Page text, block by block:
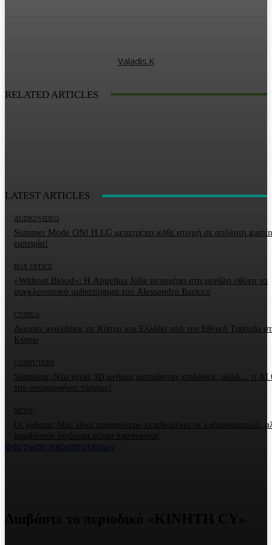
Valadis.k
RELATED ARTICLES
LATEST ARTICLES
AUDIO/VIDEO
Summer Mode ON! Η LG μετατρέπει κάθε στιγμή σε απόλυτη
εμπειρία!
BOX OFFICE
«Without Blood»: Η Angelina Jolie μεταφέρει στη μεγάλη οθόνη το
συγκλονιστικό μυθιστόρημα του Alessandro Baricco
CYPRUS
Δωρεάν αναλήψεις σε Κύπρο και Ελλάδα από την Εθνική Τράπεζα
Κύπρο
COMPUTERS
Samsung: Νέα γενιά 3D μνήμης μετεράστιες επιδόσεις, αλλά… η AI
την απορροφήσει πλήρως!
NEWS
Οι χρήστες Mac είναι περισσότερο εκτεθειμένοι σε κυβερνοαπειλές
λαμβάνουν λιγότερα μέτρα προστασίας
Φόρτωση περισσοτέρων